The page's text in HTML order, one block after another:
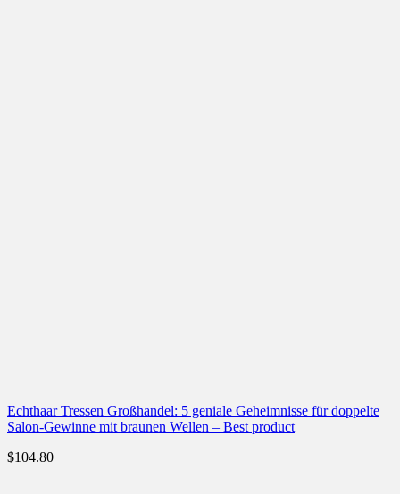
Echthaar Tressen Großhandel: 5 geniale Geheimnisse für doppelte
Salon-Gewinne mit braunen Wellen – Best product
$104.80